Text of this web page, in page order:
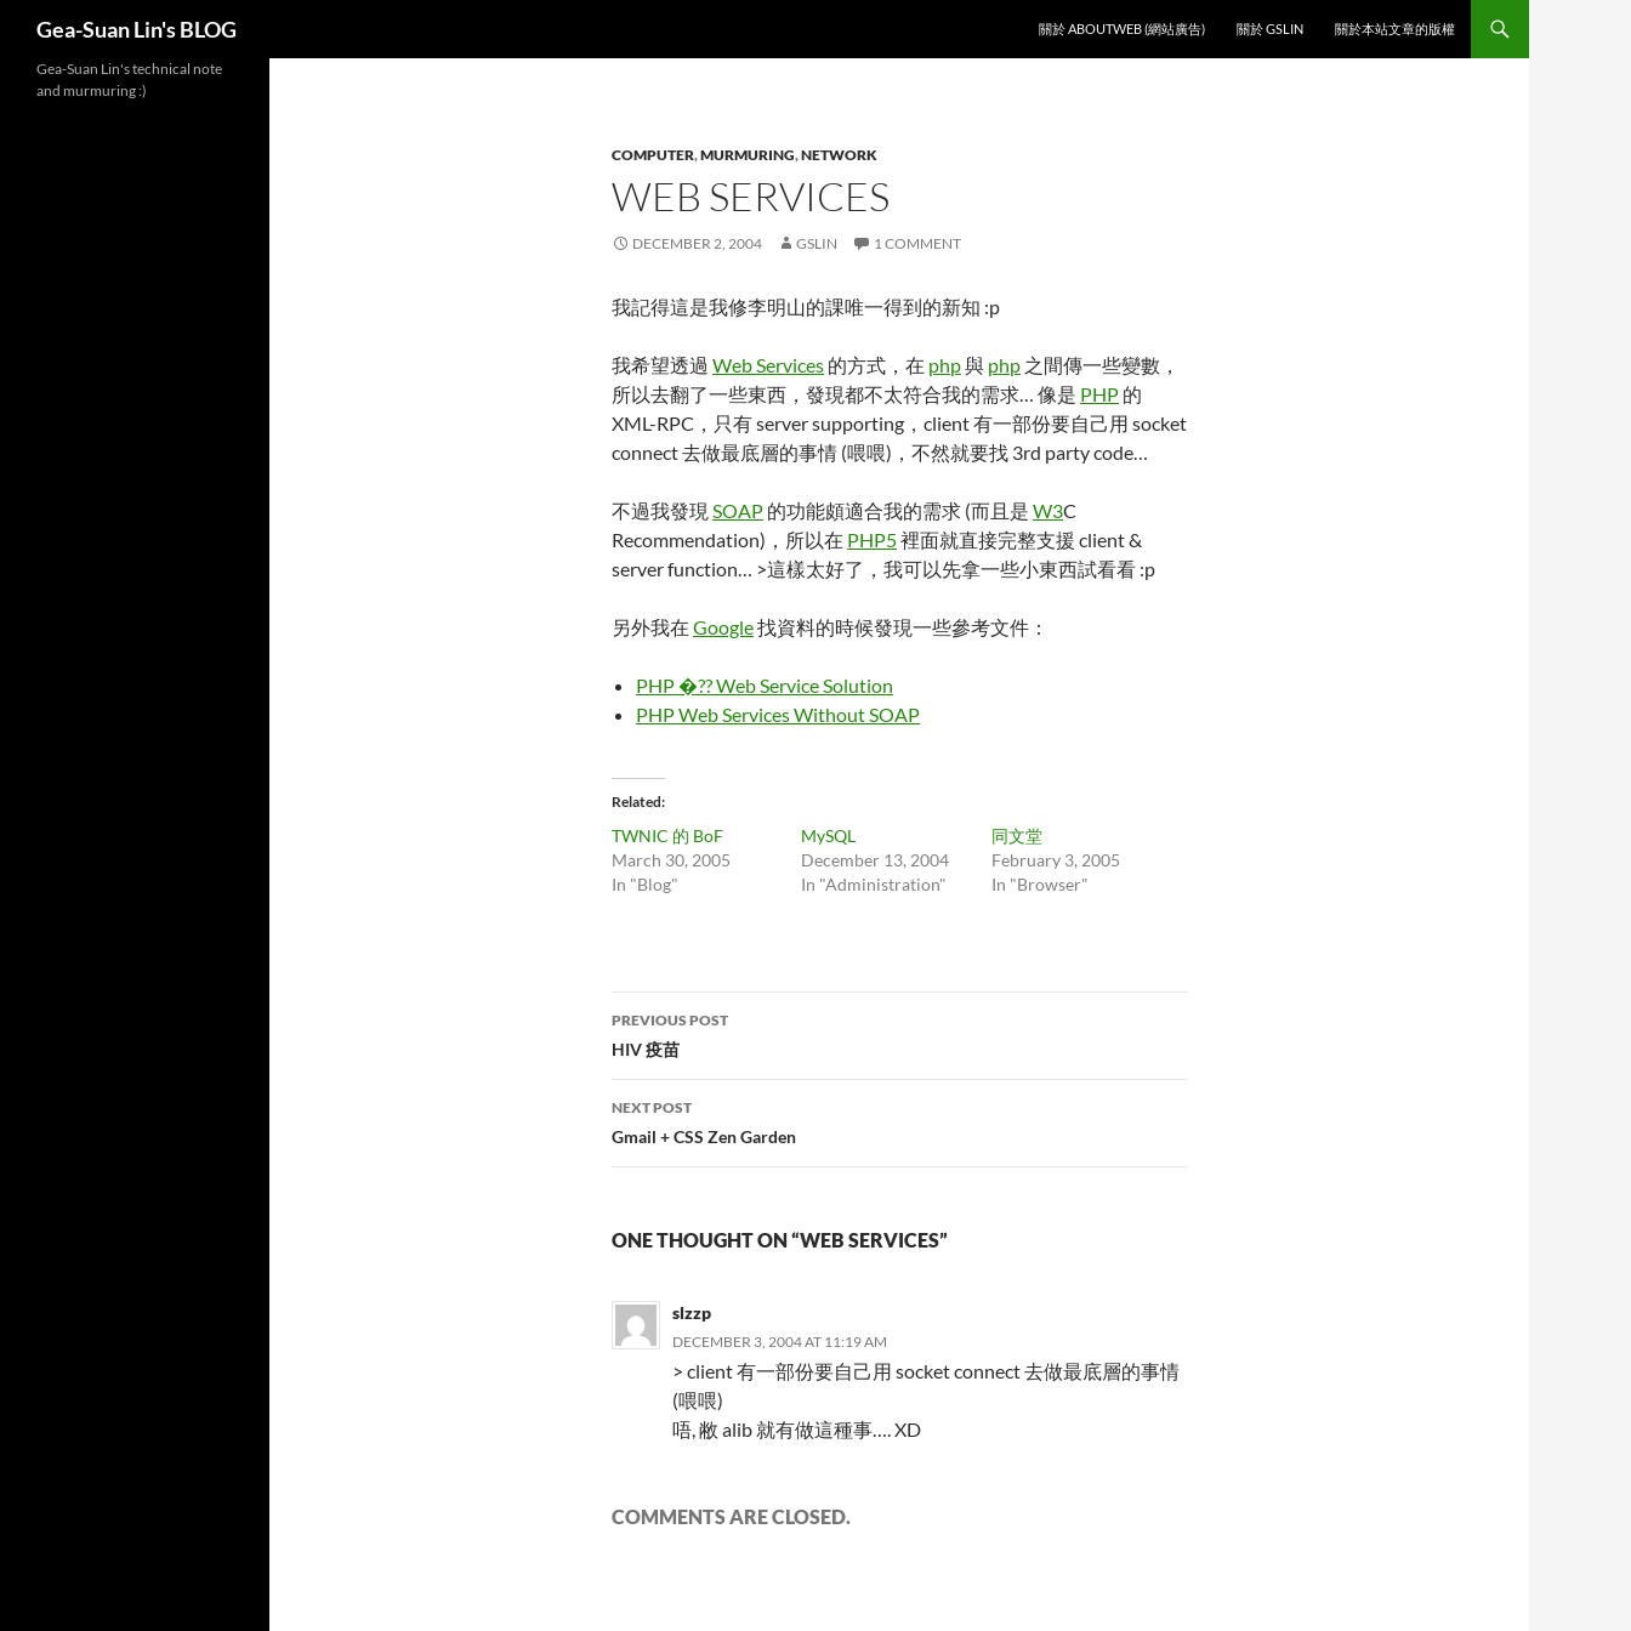
Gea-Suan Lin's BLOG
關於 ABOUTWEB (網站廣告)
關於 GSLIN 關於本站文章的版權
COMPUTER,MURMURING,NETWORK
WEB SERVICES
DECEMBER 2, 2004 GSLIN 1 COMMENT
我記得這是我修李明山的課唯一得到的新知 :p
我希望透過 Web Services 的方式，在 php與 php 之間傳一些變數，
所以去翻了一些東西，發現都不太符合我的需求… 像是 PHP 的
XML-RPC，只有 server supporting，client 有一部份要自己用 socket
connect 去做最底層的事情 (喂喂)，不然就要找 3rd party code…
不過我發現 SOAP 的功能頗適合我的需求 (而且是 W3C
Recommendation)，所以在 PHP5裡面就直接完整支援 client &
server function… >這樣太好了，我可以先拿一些小東西試看看 :p
另外我在 Google找資料的時候發現一些參考文件：
PHP �?? Web Service Solution
PHP Web Services Without SOAP
Related
TWNIC 的 BoF
March 30, 2005
In "Blog"
MySQL
December 13, 2004
In "Administration"
同文堂
February 3, 2005
In "Browser"
Post
navigation
PREVIOUS POST
HIV 疫苗
NEXT POST
Gmail + CSS Zen Garden
ONE THOUGHT ON “WEB SERVICES”
slzzp
DECEMBER 3, 2004 AT 11:19 AM
> client 有一部份要自己用 socket connect 去做最底層的事情
(喂喂)
唔, 敝 alib 就有做這種事…. XD
COMMENTS ARE CLOSED.
Gea-Suan Lin's technical note
and murmuring :)